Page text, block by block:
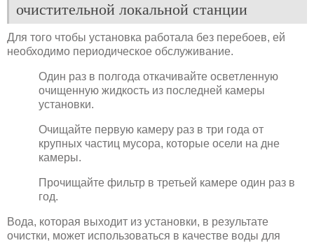
очистительной локальной станции
Для того чтобы установка работала без перебоев, ей
необходимо периодическое обслуживание.
Один раз в полгода откачивайте осветленную
очищенную жидкость из последней камеры
установки.
Очищайте первую камеру раз в три года от
крупных частиц мусора, которые осели на дне
камеры.
Прочищайте фильтр в третьей камере один раз в
год.
Вода, которая выходит из установки, в результате
очистки, может использоваться в качестве воды для